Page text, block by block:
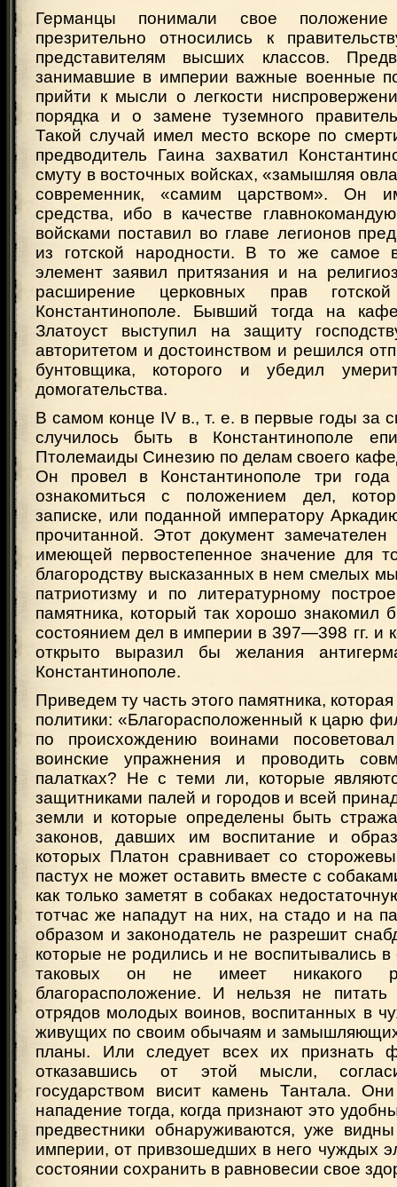
Германцы понимали свое
презрительно относились к
представителям высших классов.
занимавшие в империи важные военные
прийти к мысли о легкости
порядка и о замене туземного
Такой случай имел место вскоре по
предводитель Гаина захватил
смуту в восточных войсках, «замышляя
современник, «самим царством». Он
средства, ибо в качестве
войсками поставил во главе легионов
из готской народности. В то же самое
элемент заявил притязания и на
расширение церковных прав
Константинополе. Бывший тогда на
Златоуст выступил на защиту
авторитетом и достоинством и решился
бунтовщика, которого и убедил
домогательства.
В самом конце IV в., т. е. в первые годы за
случилось быть в Константинополе
Птолемаиды Синезию по делам своего
Он провел в Константинополе три
ознакомиться с положением дел,
записке, или поданной императору
прочитанной. Этот документ
имеющей первостепенное значение для
благородству высказанных в нем смелых
патриотизму и по литературному
памятника, который так хорошо знакомил
состоянием дел в империи в 397—398 гг. и
открыто выразил бы желания
Константинополе.
Приведем ту часть этого памятника,
политики: «Благорасположенный к царю
по происхождению воинами
воинские упражнения и проводить
палатках? Не с теми ли, которые
защитниками палей и городов и всей
земли и которые определены быть
законов, давших им воспитание и
которых Платон сравнивает со
пастух не может оставить вместе с
как только заметят в собаках
тотчас же нападут на них, на стадо и на
образом и законодатель не разрешит
которые не родились и не воспитывались в
таковых он не имеет никакого
благорасположение. И нельзя не
отрядов молодых воинов, воспитанных в
живущих по своим обычаям и
планы. Или следует всех их признать
отказавшись от этой мысли,
государством висит камень Тантала.
нападение тогда, когда признают это
предвестники обнаруживаются, уже
империи, от привзошедших в него чуждых
состоянии сохранить в равновесии свое